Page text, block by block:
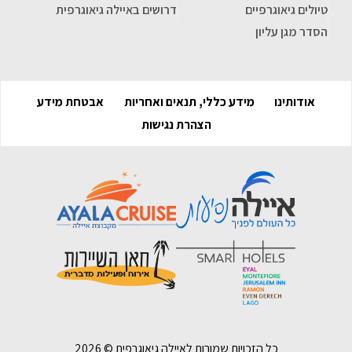
טיולים גיאוגרפיים
דרושים באיילה גיאוגרפית
הסדר מגן עליון
אודותינו מידע כללי, תנאים ואחריות
אבטחת מידע
הצהרת נגישות
כל הזכויות שמורות לאיילה גיאוגרפית ©2026